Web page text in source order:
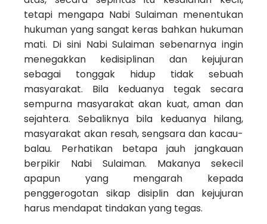
tetapi mengapa Nabi Sulaiman menentukan
hukuman yang sangat keras bahkan hukuman
mati. Di sini Nabi Sulaiman sebenarnya ingin
menegakkan kedisiplinan dan kejujuran
sebagai tonggak hidup tidak sebuah
masyarakat. Bila keduanya tegak secara
sempurna masyarakat akan kuat, aman dan
sejahtera. Sebaliknya bila keduanya hilang,
masyarakat akan resah, sengsara dan kacau-
balau. Perhatikan betapa jauh jangkauan
berpikir Nabi Sulaiman. Makanya sekecil
apapun yang mengarah kepada
penggerogotan sikap disiplin dan kejujuran
harus mendapat tindakan yang tegas.